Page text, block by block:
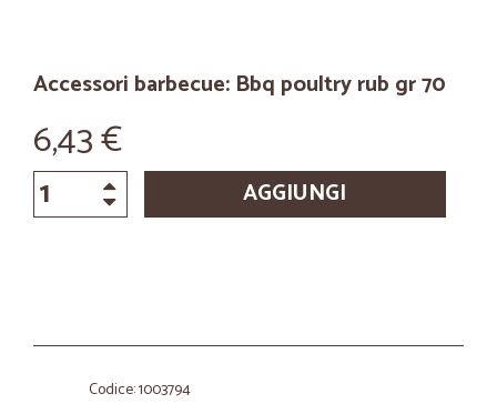
Accessori barbecue: Bbq poultry rub gr 70
6,43 €
AGGIUNGI
Codice: 1003794